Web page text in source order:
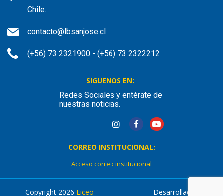
Chile.
contacto@lbsanjose.cl
(+56) 73 2321900 - (+56) 73 2322212
SIGUENOS EN:
Redes Sociales y entérate de
nuestras noticias.
CORREO INSTITUCIONAL:
Acceso correo institucional
Copyright 2026 Liceo Desarrollado por